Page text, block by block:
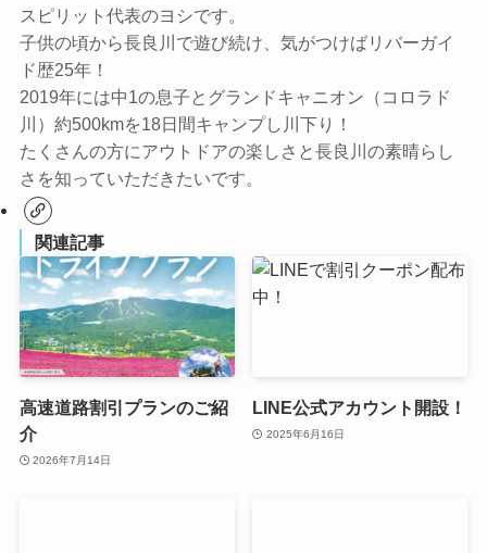
スピリット代表のヨシです。
子供の頃から長良川で遊び続け、気がつけばリバーガイ
ド歴25年！
2019年には中1の息子とグランドキャニオン（コロラド
川）約500kmを18日間キャンプし川下り！
たくさんの方にアウトドアの楽しさと長良川の素晴らし
さを知っていただきたいです。
関連記事
高速道路割引プランのご紹
介
2026年7月14日
LINE公式アカウント開設！
2025年6月16日